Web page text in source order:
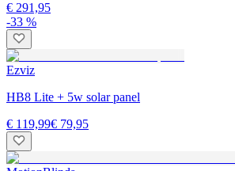
€ 291,95
-33 %
Ezviz
HB8 Lite + 5w solar panel
€ 119,99€ 79,95